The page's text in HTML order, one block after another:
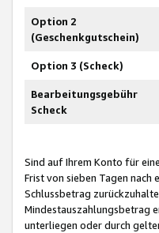
Option 2
(Geschenkgutschein)
Option 3 (Scheck)
Bearbeitungsgebühr
Scheck
Sind auf Ihrem Konto für
Frist von sieben Tagen
Schlussbetrag
Mindestauszahlungsbetrag
unterliegen oder durch